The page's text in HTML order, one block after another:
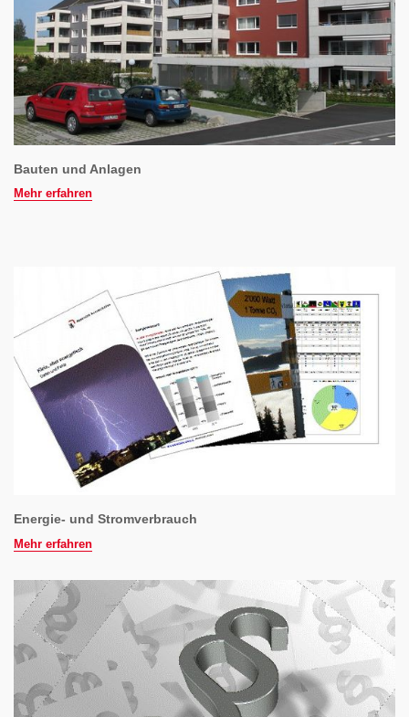
Bauten und Anlagen
Mehr erfahren
Energie- und Stromverbrauch
Mehr erfahren